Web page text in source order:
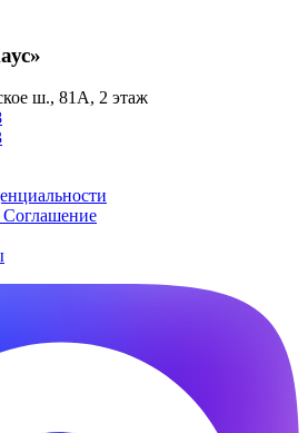
ш., 81А, 2 этаж
Cоглашение